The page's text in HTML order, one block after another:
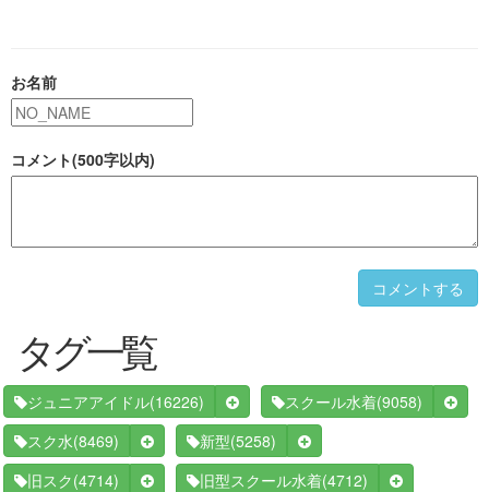
お名前
コメント(500字以内)
コメントする
タグ一覧
ジュニアアイドル(16226) スクール水着(9058)
スク水(8469) 新型(5258)
旧スク (4714) 旧型スクール水着(4712)